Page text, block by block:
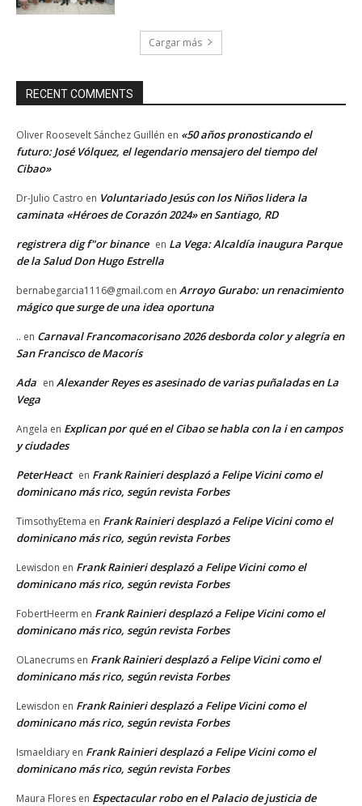
Cargar más
RECENT COMMENTS
Oliver Roosevelt Sánchez Guillén en «50 años pronosticando el
futuro: José Vólquez, el legendario mensajero del tiempo del
Cibao»
Dr-Julio Castro en Voluntariado Jesús con los Niños lidera la
caminata «Héroes de Corazón 2024» en Santiago, RD
registrera dig f"or binance en La Vega: Alcaldía inaugura Parque
de la Salud Don Hugo Estrella
bernabegarcia1116@gmail.com en Arroyo Gurabo: un renacimiento
mágico que surge de una idea oportuna
.. en Carnaval Francomacorisano 2026 desborda color y alegría en
San Francisco de Macorís
Ada en Alexander Reyes es asesinado de varias puñaladas en La
Vega
Angela en Explican por qué en el Cibao se habla con la i en campos
y ciudades
PeterHeact en Frank Rainieri desplazó a Felipe Vicini como el
dominicano más rico, según revista Forbes
TimsothyEtema en Frank Rainieri desplazó a Felipe Vicini como el
dominicano más rico, según revista Forbes
Lewisdon en Frank Rainieri desplazó a Felipe Vicini como el
dominicano más rico, según revista Forbes
FobertHeerm en Frank Rainieri desplazó a Felipe Vicini como el
dominicano más rico, según revista Forbes
OLanecrums en Frank Rainieri desplazó a Felipe Vicini como el
dominicano más rico, según revista Forbes
Lewisdon en Frank Rainieri desplazó a Felipe Vicini como el
dominicano más rico, según revista Forbes
Ismaeldiary en Frank Rainieri desplazó a Felipe Vicini como el
dominicano más rico, según revista Forbes
Maura Flores en Espectacular robo en el Palacio de justicia de